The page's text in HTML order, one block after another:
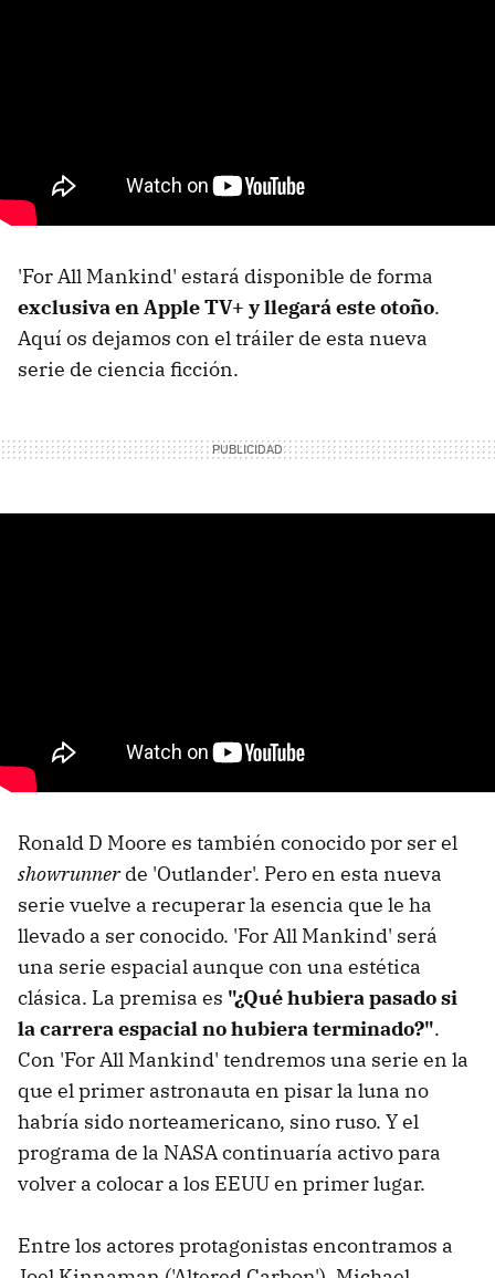
'For All Mankind' estará disponible de forma
exclusiva en Apple TV+ y llegará este otoño.
Aquí os dejamos con el tráiler de esta nueva
serie de ciencia ficción.
Ronald D Moore es también conocido por ser el
showrunnerde 'Outlander'. Pero en esta nueva
serie vuelve a recuperar la esencia que le ha
llevado a ser conocido. 'For All Mankind' será
una serie espacial aunque con una estética
clásica. La premisa es "¿Qué hubiera pasado si
la carrera espacial no hubiera terminado?".
Con 'For All Mankind' tendremos una serie en la
que el primer astronauta en pisar la luna no
habría sido norteamericano, sino ruso. Y el
programa de la NASA continuaría activo para
volver a colocar a los EEUU en primer lugar.
Entre los actores protagonistas encontramos a